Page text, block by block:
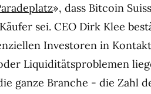
», dass Bitcoin
sei. CEO Dirk Klee
Investoren in
Liquiditätsproblemen
ganze Branche - die Zahl